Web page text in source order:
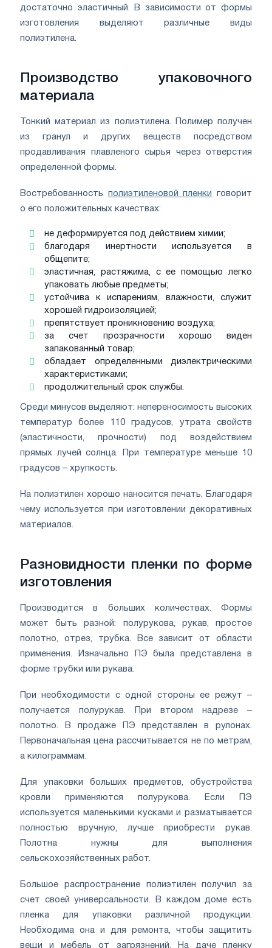
достаточно эластичный. В зависимости от формы
изготовления выделяют различные виды
полиэтилена.
Производство упаковочного
материала
Тонкий материал из полиэтилена. Полимер получен
из гранул и других веществ посредством
продавливания плавленого сырья через отверстия
определенной формы.
Востребованность полиэтиленовой пленки говорит
о его положительных качествах:
не деформируется под действием химии;
благодаря инертности используется в
общепите;
эластичная, растяжима, с ее помощью легко
упаковать любые предметы;
устойчива к испарениям, влажности, служит
хорошей гидроизоляцией;
препятствует проникновению воздуха;
за счет прозрачности хорошо виден
запакованный товар;
обладает определенными диэлектрическими
характеристиками;
продолжительный срок службы.
Среди минусов выделяют: непереносимость высоких
температур более 110 градусов, утрата свойств
(эластичности, прочности) под воздействием
прямых лучей солнца. При температуре меньше 10
градусов – хрупкость.
На полиэтилен хорошо наносится печать. Благодаря
чему используется при изготовлении декоративных
материалов.
Разновидности пленки по форме
изготовления
Производится в больших количествах. Формы
может быть разной: полурукова, рукав, простое
полотно, отрез, трубка. Все зависит от области
применения. Изначально ПЭ была представлена в
форме трубки или рукава.
При необходимости с одной стороны ее режут –
получается полурукав. При втором надрезе –
полотно. В продаже ПЭ представлен в рулонах.
Первоначальная цена рассчитывается не по метрам,
а килограммам.
Для упаковки больших предметов, обустройства
кровли применяются полурукова. Если ПЭ
используется маленькими кусками и разматывается
полностью вручную, лучше приобрести рукав.
Полотна нужны для выполнения
сельскохозяйственных работ.
Большое распространение полиэтилен получил за
счет своей универсальности. В каждом доме есть
пленка для упаковки различной продукции.
Необходима она и для ремонта, чтобы защитить
вещи и мебель от загрязнений. На даче пленку